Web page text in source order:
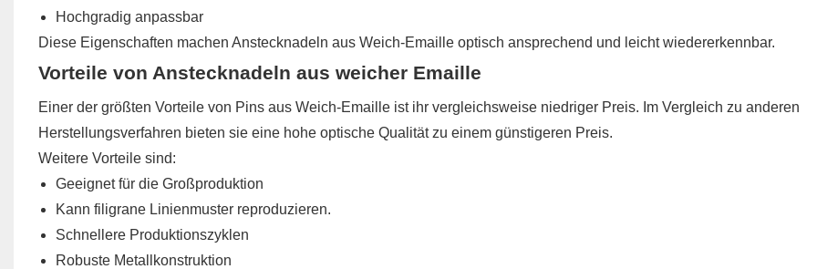
Hochgradig anpassbar
Diese Eigenschaften machen Anstecknadeln aus Weich-Emaille optisch ansprechend und leicht wiedererkennbar.
Vorteile von Anstecknadeln aus weicher Emaille
Einer der größten Vorteile von Pins aus Weich-Emaille ist ihr vergleichsweise niedriger Preis. Im Vergleich zu anderen
Herstellungsverfahren bieten sie eine hohe optische Qualität zu einem günstigeren Preis.
Weitere Vorteile sind:
Geeignet für die Großproduktion
Kann filigrane Linienmuster reproduzieren.
Schnellere Produktionszyklen
Robuste Metallkonstruktion